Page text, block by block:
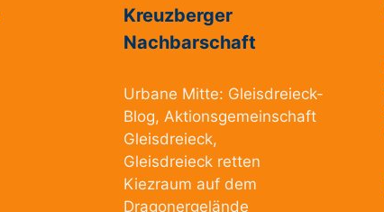
Kreuzberger
Nachbarschaft
Urbane Mitte: Gleisdreieck-
Blog, Aktionsgemeinschaft
Gleisdreieck,
Gleisdreieck retten
Kiezraum auf dem
Dragonergelände